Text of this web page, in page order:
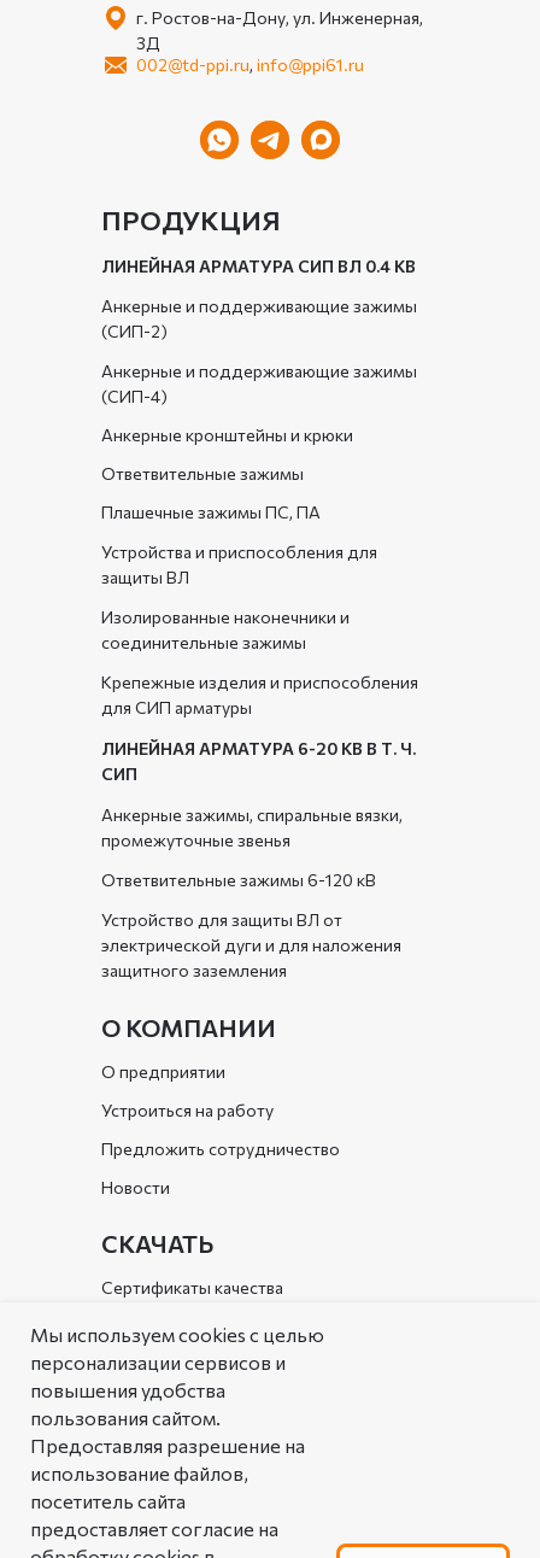
Мы используем cookies с целью
персонализации сервисов и
повышения удобства
пользования сайтом.
Предоставляя разрешение на
использование файлов,
посетитель сайта
предоставляет согласие на
Аналоговая таблица
линейной арматуры
Типовые решения
РЕШЕНИЯ
Каталог
Документы организации
Сертификаты качества
СКАЧАТЬ
Новости
Предложить сотрудничество
Устроиться на работу
О предприятии
О КОМПАНИИ
ЛИНЕЙНАЯ АРМАТУРА 6-20 КВ В Т. Ч.
СИП
Устройство для защиты ВЛ от
электрической дуги и для наложения
защитного заземления
Ответвительные зажимы 6-120 кВ
Анкерные зажимы, спиральные вязки,
промежуточные звенья
Крепежные изделия и приспособления
для СИП арматуры
Изолированные наконечники и
соединительные зажимы
Устройства и приспособления для
защиты ВЛ
Плашечные зажимы ПС, ПА
Ответвительные зажимы
Анкерные кронштейны и крюки
Анкерные и поддерживающие зажимы
(СИП-4)
Анкерные и поддерживающие зажимы
(СИП-2)
ЛИНЕЙНАЯ АРМАТУРА СИП ВЛ 0.4 КВ
ПРОДУКЦИЯ
002@td-ppi.ru, info@ppi61.ru
г. Ростов-на-Дону, ул. Инженерная,
3Д